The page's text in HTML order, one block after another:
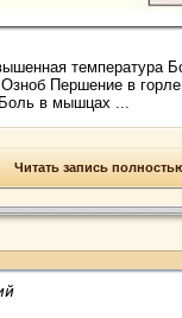
температура
Першение в
в мышцах ...
Читать запись